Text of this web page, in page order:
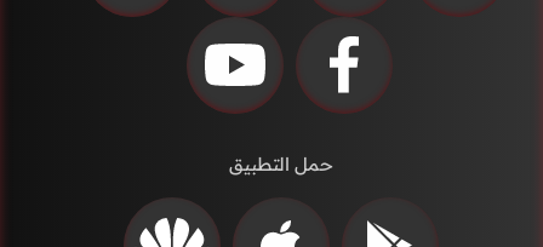
حمل التطبيق